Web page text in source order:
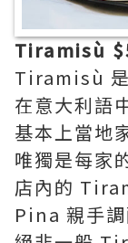
Tiramisù
Tiramisù 是
在意大利語
基本上當地
唯獨是每家
店內的
Pina 親手調